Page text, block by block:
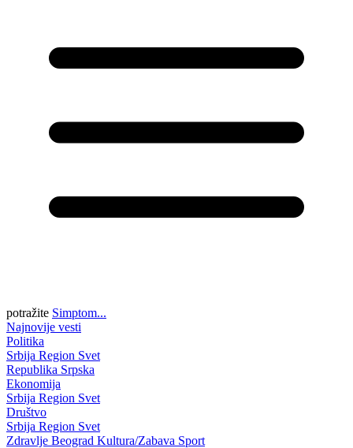
potražite Simptom...
Najnovije vesti
Politika
Srbija Region Svet
Republika Srpska
Ekonomija
Srbija Region Svet
Društvo
Srbija Region Svet
Zdravlje Beograd Kultura/Zabava Sport